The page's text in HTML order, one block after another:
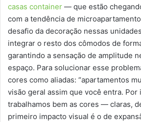
casas container — que estão
com a tendência de
desafio da decoração nessas
integrar o resto dos cômodos de
garantindo a sensação de amplitude
espaço. Para solucionar esse
cores como aliadas: “apartamentos
visão geral assim que você entra. Por
trabalhamos bem as cores — claras,
primeiro impacto visual é o de